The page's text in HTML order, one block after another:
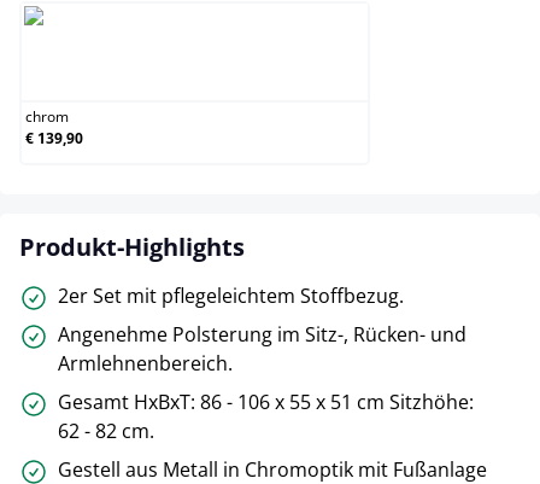
chrom
€ 139,90
Produkt-Highlights
2er Set mit pflegeleichtem Stoffbezug.
Angenehme Polsterung im Sitz-, Rücken- und
Armlehnenbereich.
Gesamt HxBxT: 86 - 106 x 55 x 51 cm Sitzhöhe:
62 - 82 cm.
Gestell aus Metall in Chromoptik mit Fußanlage